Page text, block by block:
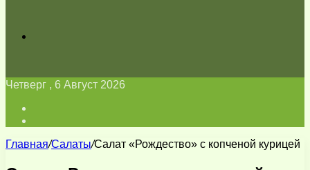
Четверг , 6 Август 2026
Главная/Салаты/Салат «Рождество» с копченой курицей